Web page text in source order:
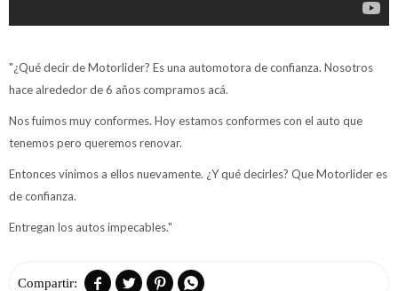
"¿Qué decir de Motorlider? Es una automotora de confianza. Nosotros
hace alrededor de 6 años compramos acá.
Nos fuimos muy conformes. Hoy estamos conformes con el auto que
tenemos pero queremos renovar.
Entonces vinimos a ellos nuevamente. ¿Y qué decirles? Que Motorlider es
de confianza.
Entregan los autos impecables."
   